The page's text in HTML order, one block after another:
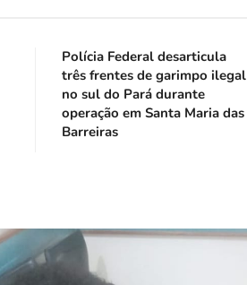
Polícia Federal desarticula
três frentes de garimpo ilegal
no sul do Pará durante
operação em Santa Maria das
Barreiras